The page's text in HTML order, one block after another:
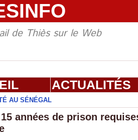
de Thiès sur le Web
ACTUALITÉS
AU SÉNÉGAL
années de prison